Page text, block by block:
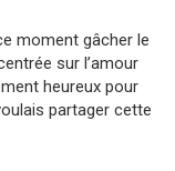
moment gâcher le
sur l’amour
heureux pour
partager cette